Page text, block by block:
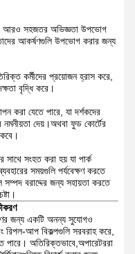
আরও সহজতর অভিজ্ঞতা উপভোগ
আকর্ষণগুলি উপভোগ করার জন্য
কর্মীদের প্রয়োজন হ্রাস করে,
বৃদ্ধি করে।
করা যেতে পারে, যা দর্শকদের
দেয়।অথবা ফুড কোর্টের
সাথে সংহত করা হয় যা পার্ক
সময়গুলি পর্যবেক্ষণ করতে
বরাদ্দের জন্য সহায়তা করতে
জন্য একটি অনন্য সুযোগও
রিপল-আপ বিকল্পগুলি সরবরাহ করে,
পারে। অতিরিক্তভাবে,অপারেটররা